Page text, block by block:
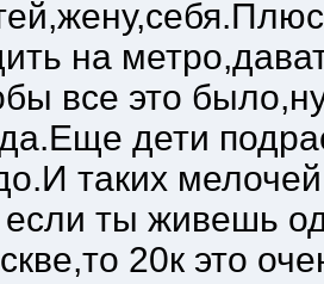
на
все это
дети
таких
ты живешь
20к это